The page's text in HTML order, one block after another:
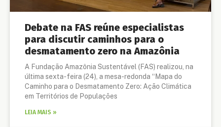
Debate na FAS reúne especialistas
para discutir caminhos para o
desmatamento zero na Amazônia
A Fundação Amazônia Sustentável (FAS) realizou, na
última sexta-feira (24), a mesa-redonda “Mapa do
Caminho para o Desmatamento Zero: Ação Climática
em Territórios de Populações
LEIA MAIS »